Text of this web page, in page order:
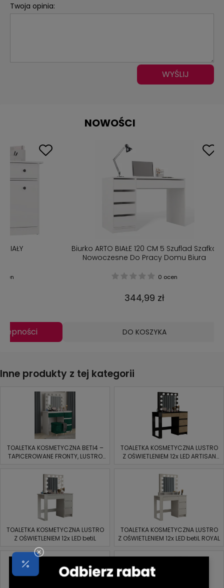
Twoja opinia:
WYŚLIJ
NOWOŚCI
Biurko ARTO BIAŁE 120 CM 5 Szuflad Szafka
Nowoczesne Do Pracy Domu Biura
0 ocen
Biurko
Inne produkty z tej kategorii
TOALETKA KOSMETYCZNA BETI4 –
TAPICEROWANE FRONTY, LUSTRO
TOALETKA KOSMETYCZNA LUSTRO
Z OŚWIETLENIEM 12x LED ARTISAN
TOALETKA KOSMETYCZNA LUSTRO
Z OŚWIETLENIEM 12x LED betiL
TOALETKA KOSMETYCZNA LUSTRO
Z OŚWIETLENIEM 12x LED betiL ROYAL